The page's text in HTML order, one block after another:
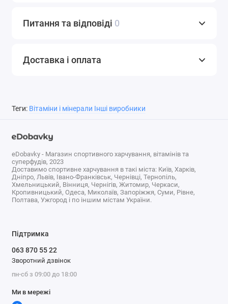
сухому прохолодному місці. Зберігання в
Не використовуйте, якщо мембрана з захистом від
Розмір порції:
Порцій в контейнері:60
Кількість
на
порцію
% Від
добової
потреби
Калорії від жиру
всього жирів
насичений жир
Транс-жир
Питання та відповіді 0
Доставка і оплата
Теги: Вітаміни і мінерали Інші виробники
eDobavky - Магазин спортивного харчування, вітамінів та
суперфудів, 2023
Доставимо спортивне харчування в такі міста: Київ, Харків,
Дніпро, Львів, Івано-Франківськ, Чернівці, Тернопіль,
Хмельницький, Вінниця, Чернігів, Житомир, Черкаси,
Кропивницький, Одеса, Миколаїв, Запоріжжя, Суми, Рівне,
Полтава, Ужгород і по іншим містам України.
Підтримка
063 870 55 22
Зворотний дзвінок
пн-сб з 09:00 до 18:00
Ми в мережі